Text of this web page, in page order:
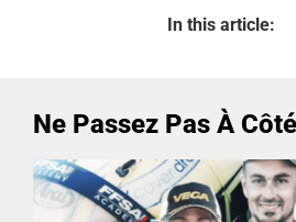
In this article:
Ne Passez Pas À Côté